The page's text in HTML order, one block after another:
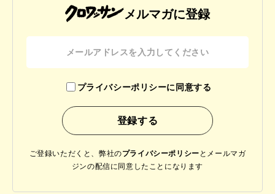
メルマガに登録
プライバシーポリシーに同意する
ご登録いただくと、弊社のプライバシーポリシー と メールマガ
ジンの配信に同意したことになります